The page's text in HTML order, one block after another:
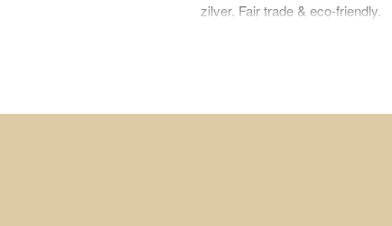
zilver. Fair trade & eco-friendly.